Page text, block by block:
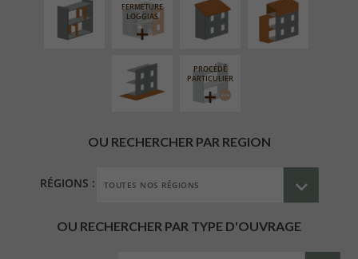
FERMETURE
LOGGIAS
AMÉNAGEMENT
EXTÉRIEUR
PROCÉDÉ
PARTICULIER
OU RECHERCHER PAR REGION
RÉGIONS :
OU RECHERCHER PAR TYPE D'OUVRAGE